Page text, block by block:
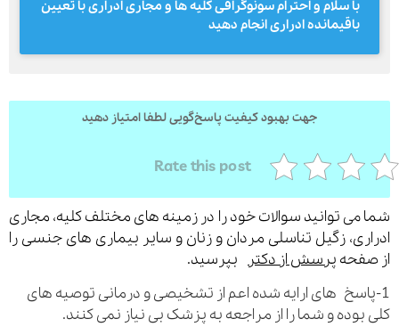
با سلام و احترام سونوگرافی کلیه ها و مجاری ادراری با تعیین
باقیمانده ادراری انجام دهید
جهت بهبود کیفیت پاسخ‌گویی لطفا امتیاز دهید
Rate this post
توانید سوالات خود را در زمینه های مختلف کلیه، مجاری
زگیل تناسلی مردان و زنان و سایر بیماری های جنسی را
پرسش از دکتربپرسید.
های ارایه شده اعم از تشخیصی و درمانی توصیه های
و شما را از مراجعه به پزشک بی نیاز نمی کنند.
ارسال
قدرت گرفته از همیارسیستم